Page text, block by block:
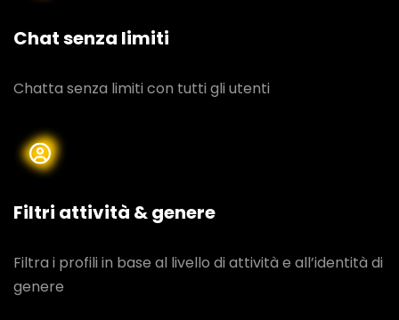
Chat senza limiti
Chatta senza limiti con tutti gli utenti
Filtri attività & genere
Filtra i profili in base al livello di attività e all’identità di
genere